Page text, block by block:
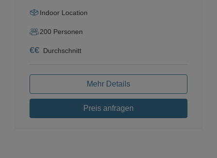
Indoor Location
200 Personen
€€ Durchschnitt
Mehr Details
Preis anfragen